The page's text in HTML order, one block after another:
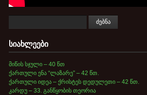
სიახლეები
მიწის სჯული – 40 წთ
ქართული ენა “ლაზარე” – 42 წთ.
ქართული იდეა – ქრისტეს დედულეთი – 42 წთ.
კარდუ – 33. განწყობის თეორია